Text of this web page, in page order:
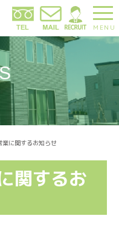
業に関するお知らせ
関するお
MENU